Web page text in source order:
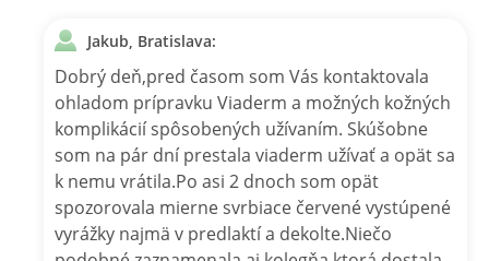
Jakub, Bratislava:
Dobrý deň,pred časom som Vás kontaktovala
ohladom prípravku Viaderm a možných kožných
komplikácií spôsobených užívaním. Skúšobne
som na pár dní prestala viaderm užívať a opät sa
k nemu vrátila.Po asi 2 dnoch som opät
spozorovala mierne svrbiace červené vystúpené
vyrážky najmä v predlaktí a dekolte.Niečo